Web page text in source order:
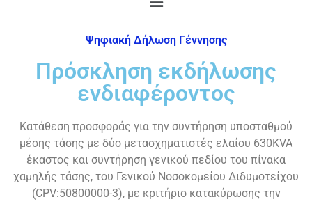
Ψηφιακή Δήλωση Γέννησης
Πρόσκληση εκδήλωσης
ενδιαφέροντος
Κατάθεση προσφοράς για την συντήρηση υποσταθμού
μέσης τάσης με δύο μετασχηματιστές ελαίου 630KVA
έκαστος και συντήρηση γενικού πεδίου του πίνακα
χαμηλής τάσης, του Γενικού Νοσοκομείου Διδυμοτείχου
(CPV:50800000-3), με κριτήριο κατακύρωσης την